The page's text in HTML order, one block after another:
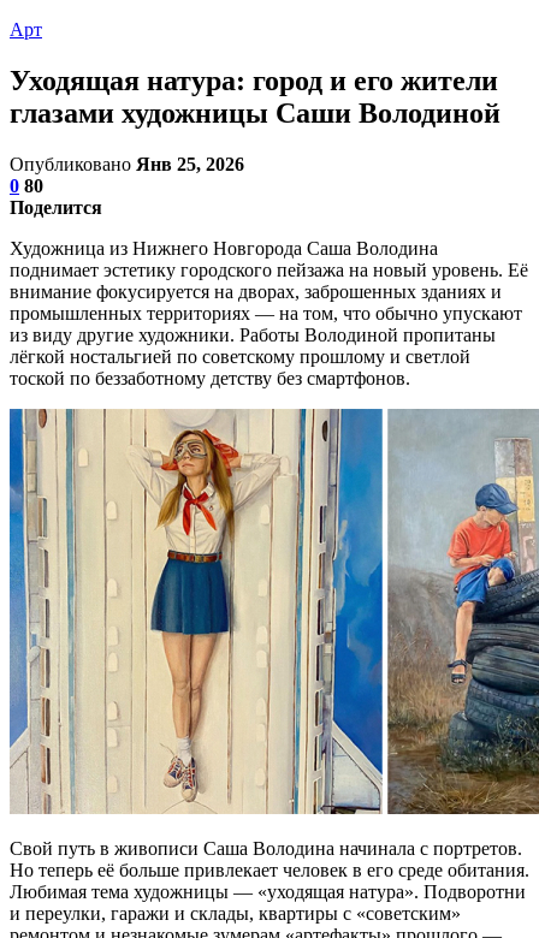
Арт
Уходящая натура: город и его жители
глазами художницы Саши Володиной
Опубликовано Янв 25, 2026
0 80
Поделится
Художница из Нижнего Новгорода Саша Володина
поднимает эстетику городского пейзажа на новый уровень. Её
внимание фокусируется на дворах, заброшенных зданиях и
промышленных территориях — на том, что обычно упускают
из виду другие художники. Работы Володиной пропитаны
лёгкой ностальгией по советскому прошлому и светлой
тоской по беззаботному детству без смартфонов.
Свой путь в живописи Саша Володина начинала с портретов.
Но теперь её больше привлекает человек в его среде обитания.
Любимая тема художницы — «уходящая натура». Подворотни
и переулки, гаражи и склады, квартиры с «советским»